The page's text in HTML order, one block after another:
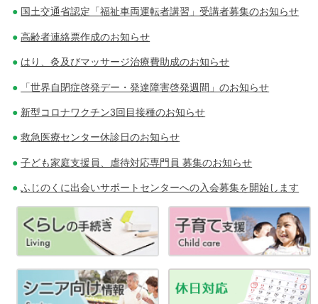
国土交通省認定「福祉車両運転者講習」受講者募集のお知らせ
高齢者連絡票作成のお知らせ
はり、灸及びマッサージ治療費助成のお知らせ
「世界自閉症啓発デー・発達障害啓発週間」のお知らせ
新型コロナワクチン3回目接種のお知らせ
救急医療センター休診日のお知らせ
子ども家庭支援員、虐待対応専門員 募集のお知らせ
ふじのくに出会いサポートセンターへの入会募集を開始します